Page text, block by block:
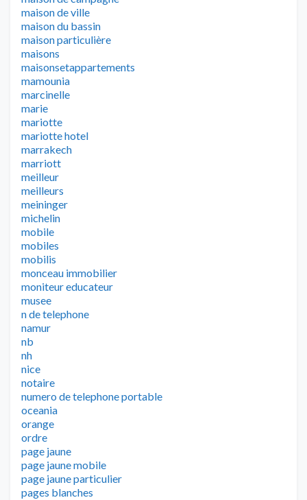
maison de ville
maison du bassin
maison particulière
maisons
maisonsetappartements
mamounia
marcinelle
marie
mariotte
mariotte hotel
marrakech
marriott
meilleur
meilleurs
meininger
michelin
mobile
mobiles
mobilis
monceau immobilier
moniteur educateur
musee
n de telephone
namur
nb
nh
nice
notaire
numero de telephone portable
oceania
orange
ordre
page jaune
page jaune mobile
page jaune particulier
pages blanches